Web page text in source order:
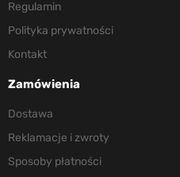
Regulamin
Polityka prywatności
Kontakt
Zamówienia
Dostawa
Reklamacje i zwroty
Sposoby płatności